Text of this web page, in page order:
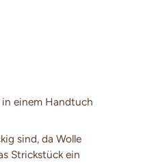
einem Handtuch
sind, da Wolle
Strickstück ein